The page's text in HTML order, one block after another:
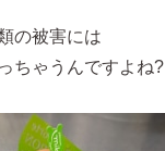
の被害には
ちゃうんですよね?